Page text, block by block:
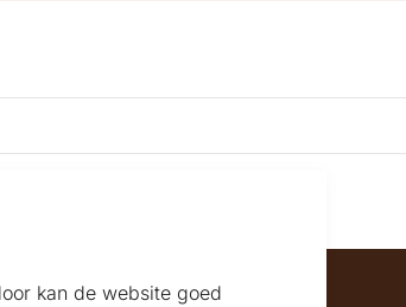
kan de website goed